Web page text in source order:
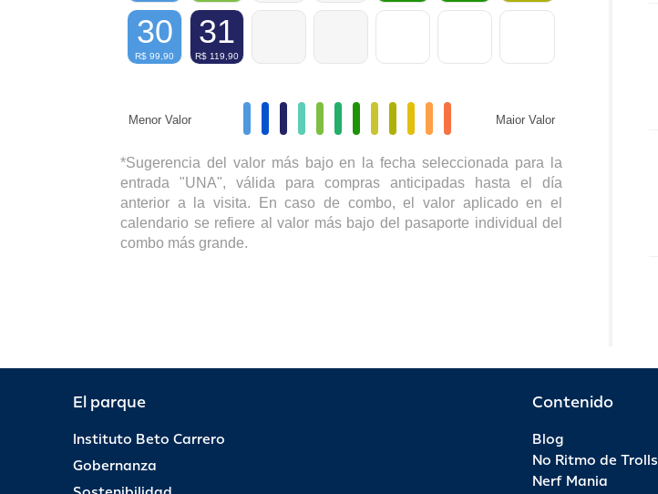
30
R$ 99,90
31
R$ 119,90
Menor Valor Maior Valor
*Sugerencia del valor más bajo en la fecha seleccionada para la
entrada "UNA", válida para compras anticipadas hasta el día
anterior a la visita. En caso de combo, el valor aplicado en el
calendario se refiere al valor más bajo del pasaporte individual del
combo más grande.
El parque
Instituto Beto Carrero
Gobernanza
Contenido
Blog
No Ritmo de Trolls
Nerf Mania